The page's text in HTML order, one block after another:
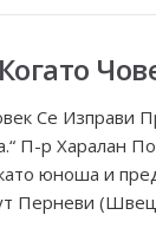
Се
П-р Харалан
юноша и
Перневи